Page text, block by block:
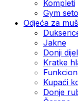
Kompleti
Gym
Odjeća za
Jakne
Donji
Kratke
Kupaći
Donje